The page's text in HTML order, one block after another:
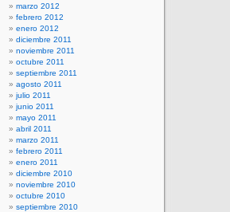
marzo 2012
febrero 2012
enero 2012
diciembre 2011
noviembre 2011
octubre 2011
septiembre 2011
agosto 2011
julio 2011
junio 2011
mayo 2011
abril 2011
marzo 2011
febrero 2011
enero 2011
diciembre 2010
noviembre 2010
octubre 2010
septiembre 2010